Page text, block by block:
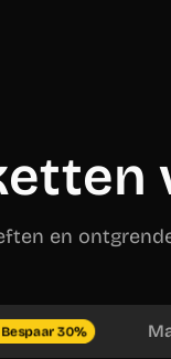
en
Bespaar 30%